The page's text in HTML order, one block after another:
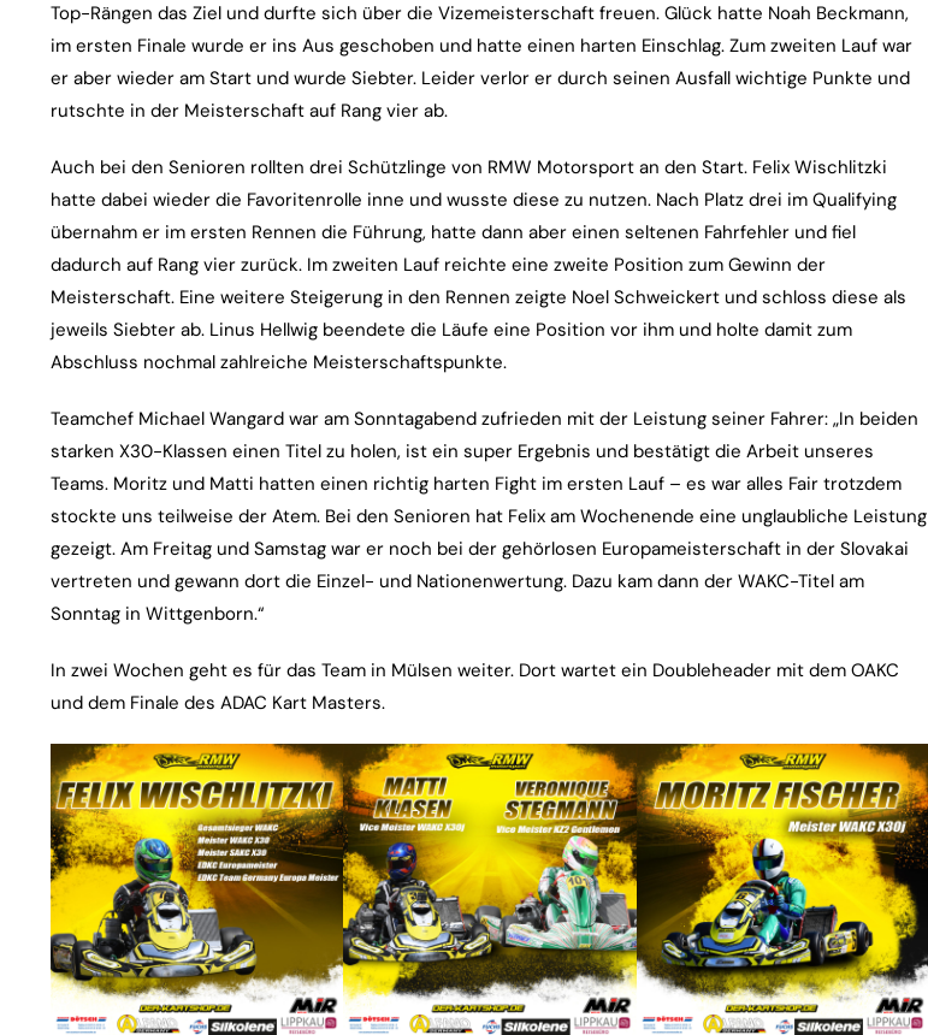
Top-Rängen das Ziel und durfte sich über die Vizemeisterschaft freuen. Glück hatte Noah Beckmann,
im ersten Finale wurde er ins Aus geschoben und hatte einen harten Einschlag. Zum zweiten Lauf war
er aber wieder am Start und wurde Siebter. Leider verlor er durch seinen Ausfall wichtige Punkte und
rutschte in der Meisterschaft auf Rang vier ab.
Auch bei den Senioren rollten drei Schützlinge von RMW Motorsport an den Start. Felix Wischlitzki
hatte dabei wieder die Favoritenrolle inne und wusste diese zu nutzen. Nach Platz drei im Qualifying
übernahm er im ersten Rennen die Führung, hatte dann aber einen seltenen Fahrfehler und fiel
dadurch auf Rang vier zurück. Im zweiten Lauf reichte eine zweite Position zum Gewinn der
Meisterschaft. Eine weitere Steigerung in den Rennen zeigte Noel Schweickert und schloss diese als
jeweils Siebter ab. Linus Hellwig beendete die Läufe eine Position vor ihm und holte damit zum
Abschluss nochmal zahlreiche Meisterschaftspunkte.
Teamchef Michael Wangard war am Sonntagabend zufrieden mit der Leistung seiner Fahrer: „In beiden
starken X30-Klassen einen Titel zu holen, ist ein super Ergebnis und bestätigt die Arbeit unseres
Teams. Moritz und Matti hatten einen richtig harten Fight im ersten Lauf – es war alles Fair trotzdem
stockte uns teilweise der Atem. Bei den Senioren hat Felix am Wochenende eine unglaubliche Leistung
gezeigt. Am Freitag und Samstag war er noch bei der gehörlosen Europameisterschaft in der Slovakai
vertreten und gewann dort die Einzel- und Nationenwertung. Dazu kam dann der WAKC-Titel am
Sonntag in Wittgenborn.“
In zwei Wochen geht es für das Team in Mülsen weiter. Dort wartet ein Doubleheader mit dem OAKC
und dem Finale des ADAC Kart Masters.